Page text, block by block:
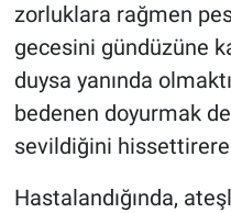
zorluklara rağmen
gecesini gündüzüne
duysa yanında
bedenen doyurmak
sevildiğini
Hastalandığında,